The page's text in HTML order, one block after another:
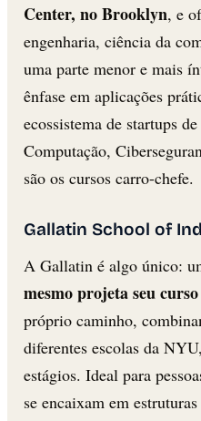
Center, no Brooklyn, e
engenharia, ciência da
uma parte menor e mais
ênfase em aplicações
ecossistema de startups
Computação,
são os cursos carro-chefe.
Gallatin School of
A Gallatin é algo único:
mesmo projeta seu
próprio caminho,
diferentes escolas da
estágios. Ideal para
se encaixam em